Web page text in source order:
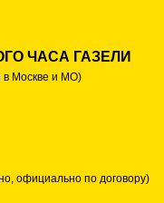
ЧАСА ГАЗЕЛИ
в Москве и МО)
официально по договору)